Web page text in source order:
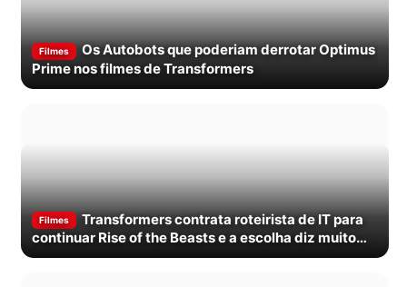
Filmes
Os Autobots que poderiam derrotar Optimus
Prime nos filmes de Transformers
Filmes
Transformers contrata roteirista de IT para
continuar Rise of the Beasts e a escolha diz muito
sobre o futuro da…